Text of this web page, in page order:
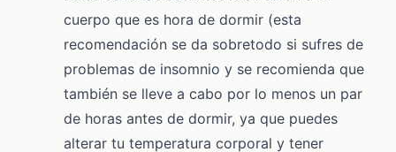
cuerpo que es hora de dormir (esta
recomendación se da sobretodo si sufres de
problemas de insomnio y se recomienda que
también se lleve a cabo por lo menos un par
de horas antes de dormir, ya que puedes
alterar tu temperatura corporal y tener